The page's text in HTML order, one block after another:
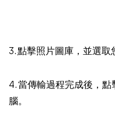
3. 點擊照片圖庫，並選取
4. 當傳輸過程完成後，
腦。